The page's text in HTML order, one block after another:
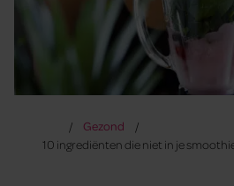
Gezond
10 ingrediënten die niet in je